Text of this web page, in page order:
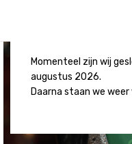
Momenteel zijn wij
augustus 2026.
Daarna staan we weer